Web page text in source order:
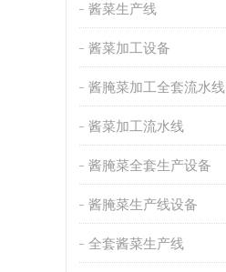
酱菜生产线
酱菜加工设备
酱腌菜加工全套流水线
酱菜加工流水线
酱腌菜全套生产设备
酱腌菜生产线设备
全套酱菜生产线